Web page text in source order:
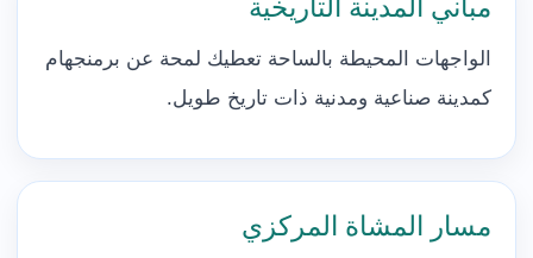
مباني المدينة التاريخية
الواجهات المحيطة بالساحة تعطيك لمحة عن برمنجهام
كمدينة صناعية ومدنية ذات تاريخ طويل.
مسار المشاة المركزي